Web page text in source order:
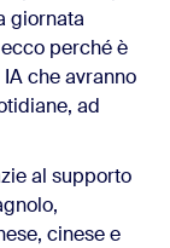
giornata
perché è
che avranno
ad
al supporto
cinese e